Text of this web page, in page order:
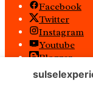
Facebook
Twitter
Instagram
Youtube
Blogger
Spotify